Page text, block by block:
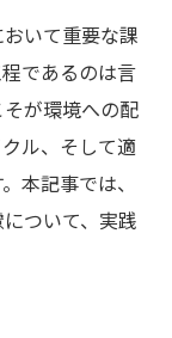
いて重要な課
であるのは言
が環境への配
ル、そして適
本記事では、
ついて、実践